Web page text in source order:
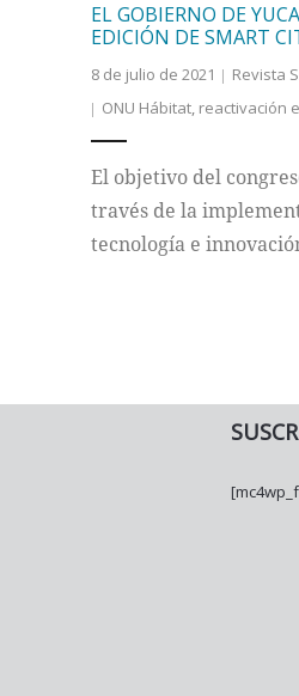
EL GOBIERNO DE
EDICIÓN DE SMART
8 de julio de 2021 Revista
ONU Hábitat, reactivación
El objetivo del
través de la
tecnología e